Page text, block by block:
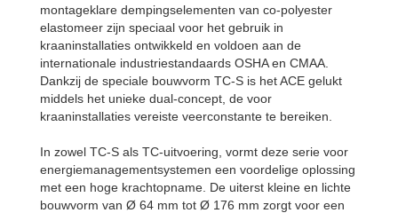
montageklare dempingselementen van co-polyester
elastomeer zijn speciaal voor het gebruik in
kraaninstallaties ontwikkeld en voldoen aan de
internationale industriestandaards OSHA en CMAA.
Dankzij de speciale bouwvorm TC-S is het ACE gelukt
middels het unieke dual-concept, de voor
kraaninstallaties vereiste veerconstante te bereiken.
In zowel TC-S als TC-uitvoering, vormt deze serie voor
energiemanagementsystemen een voordelige oplossing
met een hoge krachtopname. De uiterst kleine en lichte
bouwvorm van Ø 64 mm tot Ø 176 mm zorgt voor een